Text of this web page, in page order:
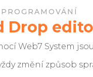
Drop
Web7 System
změní způsob